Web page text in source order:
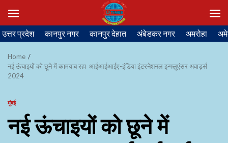
Skip
to
content
उत्तर प्रदेश कानपुर नगर कानपुर देहात अंबेडकर नगर अमरोहा
Home
नई ऊंचाइयों को छूने में कामयाब रहा आईआईआईए-इंडिया इंटरनेशनल इन्फ्लुएंसर अवार्ड्स
2024
मुंबई
नई ऊंचाइयों को छूने में